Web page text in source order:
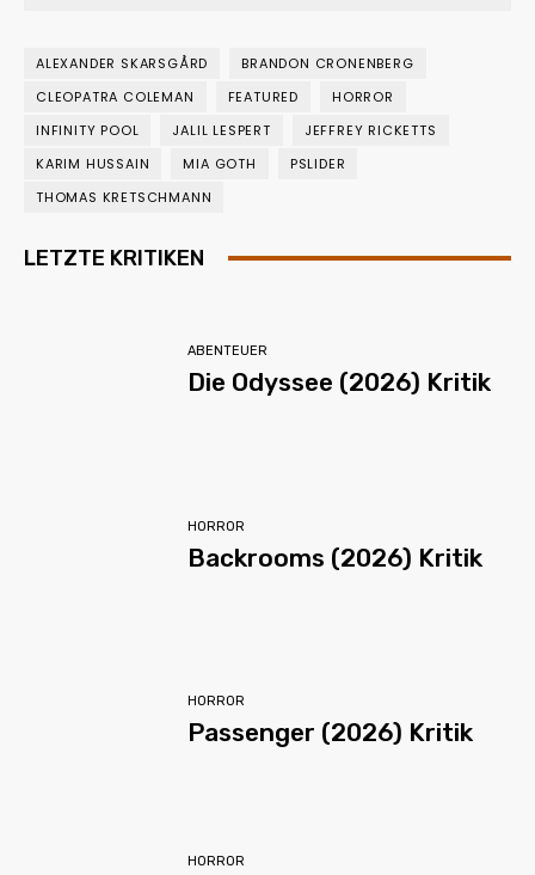
ALEXANDER SKARSGÅRD
BRANDON CRONENBERG
CLEOPATRA COLEMAN
FEATURED
HORROR
INFINITY POOL
JALIL LESPERT
JEFFREY RICKETTS
KARIM HUSSAIN
MIA GOTH
PSLIDER
THOMAS KRETSCHMANN
LETZTE KRITIKEN
ABENTEUER
Die Odyssee (2026) Kritik
HORROR
Backrooms (2026) Kritik
HORROR
Passenger (2026) Kritik
HORROR